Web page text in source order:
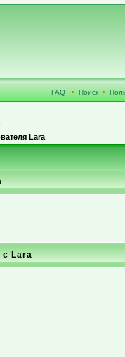
FAQ • Поиск •
Lara
с Lara